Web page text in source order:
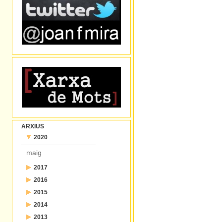
ARXIUS
2020
maig
2017
juliol2016
desembre
2015
desembre
2014
desembre
2013